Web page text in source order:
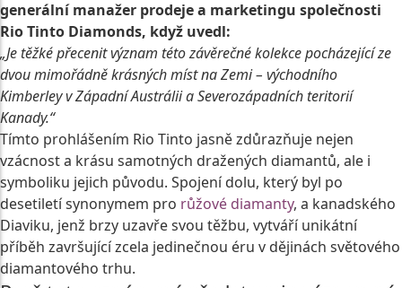
generální manažer prodeje a marketingu společnosti
Rio Tinto Diamonds, když uvedl:
„Je těžké přecenit význam této závěrečné kolekce pocházející ze
dvou mimořádně krásných míst na Zemi – východního
Kimberley v Západní Austrálii a Severozápadních teritorií
Kanady.“
Tímto prohlášením Rio Tinto jasně zdůrazňuje nejen
vzácnost a krásu samotných dražených diamantů, ale i
symboliku jejich původu. Spojení dolu, který byl po
desetiletí synonymem pro růžové diamanty, a kanadského
Diaviku, jenž brzy uzavře svou těžbu, vytváří unikátní
příběh završující zcela jedinečnou éru v dějinách světového
diamantového trhu.